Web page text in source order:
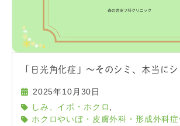
「日光角化症」〜そのシミ、本当に
2025年10月30日
しみ、イボ・ホクロ ,
ホクロやいぼ・皮膚外科・形成外科症